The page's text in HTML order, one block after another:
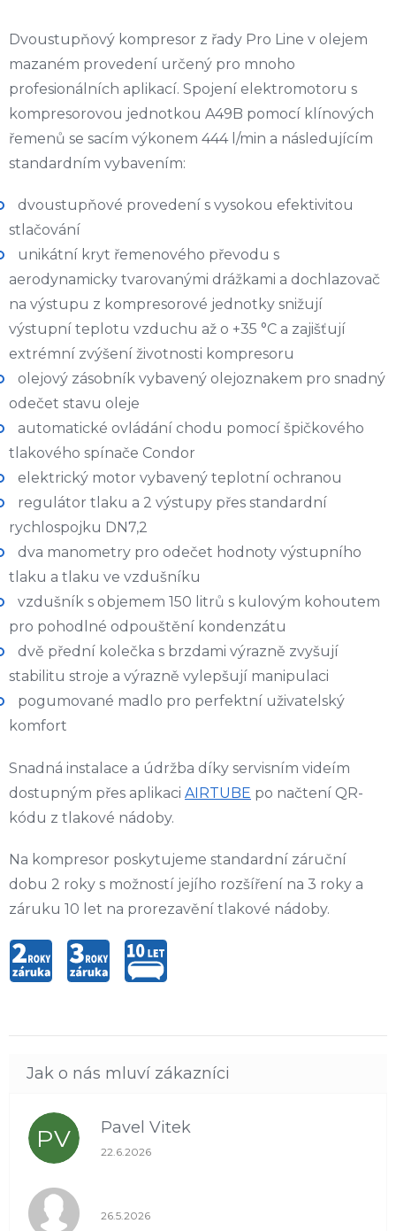
Dvoustupňový kompresor z řady Pro Line v olejem
mazaném provedení určený pro mnoho
profesionálních aplikací. Spojení elektromotoru s
kompresorovou jednotkou A49B pomocí klínových
řemenů se sacím výkonem 444 l/min a následujícím
standardním vybavením:
dvoustupňové provedení s vysokou efektivitou
stlačování
unikátní kryt řemenového převodu s
aerodynamicky tvarovanými drážkami a dochlazovač
na výstupu z kompresorové jednotky snižují
výstupní teplotu vzduchu až o +35 °C a zajišťují
extrémní zvýšení životnosti kompresoru
olejový zásobník vybavený olejoznakem pro snadný
odečet stavu oleje
automatické ovládání chodu pomocí špičkového
tlakového spínače Condor
elektrický motor vybavený teplotní ochranou
regulátor tlaku a 2 výstupy přes standardní
rychlospojku DN7,2
dva manometry pro odečet hodnoty výstupního
tlaku a tlaku ve vzdušníku
vzdušník s objemem 150 litrů s kulovým kohoutem
pro pohodlné odpouštění kondenzátu
dvě přední kolečka s brzdami výrazně zvyšují
stabilitu stroje a výrazně vylepšují manipulaci
pogumované madlo pro perfektní uživatelský
komfort
Snadná instalace a údržba díky servisním videím
dostupným přes aplikaci AIRTUBE po načtení QR-
kódu z tlakové nádoby.
Na kompresor poskytujeme standardní záruční
dobu 2 roky s možností jejího rozšíření na 3 roky a
záruku 10 let na prorezavění tlakové nádoby.
PV Pavel Vitek
Hodnocení obchodu je 5 z 5 hvězdiček.
22.6.2026
Hodnocení obchodu je 1 z 5 hvězdiček.
26.5.2026